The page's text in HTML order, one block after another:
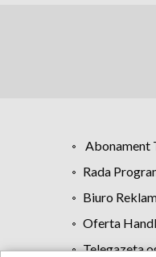
Abonament
Rada
Biuro
Oferta
Telegazeta